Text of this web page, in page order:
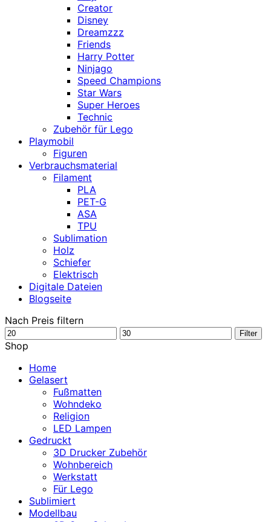
Creator
Disney
Dreamzzz
Friends
Harry Potter
Ninjago
Speed Champions
Star Wars
Super Heroes
Technic
Zubehör für Lego
Playmobil
Figuren
Verbrauchsmaterial
Filament
PLA
PET-G
ASA
TPU
Sublimation
Holz
Schiefer
Elektrisch
Digitale Dateien
Blogseite
Nach Preis filtern
Min.
Preis
Max.
Filter
Shop
Home
Gelasert
Fußmatten
Wohndeko
Religion
LED Lampen
Gedruckt
3D Drucker Zubehör
Wohnbereich
Werkstatt
Für Lego
Sublimiert
Modellbau